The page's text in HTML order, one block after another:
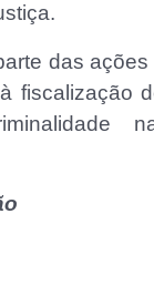
das
fiscalização